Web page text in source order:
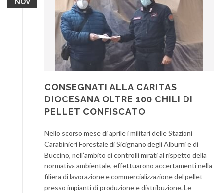
NOV
CONSEGNATI ALLA CARITAS
DIOCESANA OLTRE 100 CHILI DI
PELLET CONFISCATO
Nello scorso mese di aprile i militari delle Stazioni
Carabinieri Forestale di Sicignano degli Alburni e di
Buccino, nell’ambito di controlli mirati al rispetto della
normativa ambientale, effettuarono accertamenti nella
filiera di lavorazione e commercializzazione del pellet
presso impianti di produzione e distribuzione. Le